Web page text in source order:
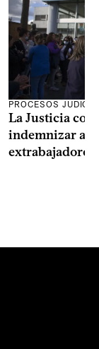
PROCESOS
La Justicia
indemnizar a
extrabajadores